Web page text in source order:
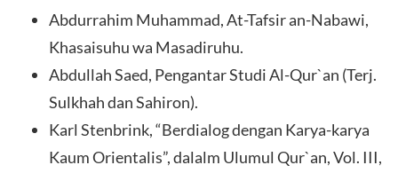
Abdurrahim Muhammad, At-Tafsir an-Nabawi,
Khasaisuhu wa Masadiruhu.
Abdullah Saed, Pengantar Studi Al-Qur`an (Terj.
Sulkhah dan Sahiron).
Karl Stenbrink, “Berdialog dengan Karya-karya
Kaum Orientalis”, dalalm Ulumul Qur`an, Vol. III,